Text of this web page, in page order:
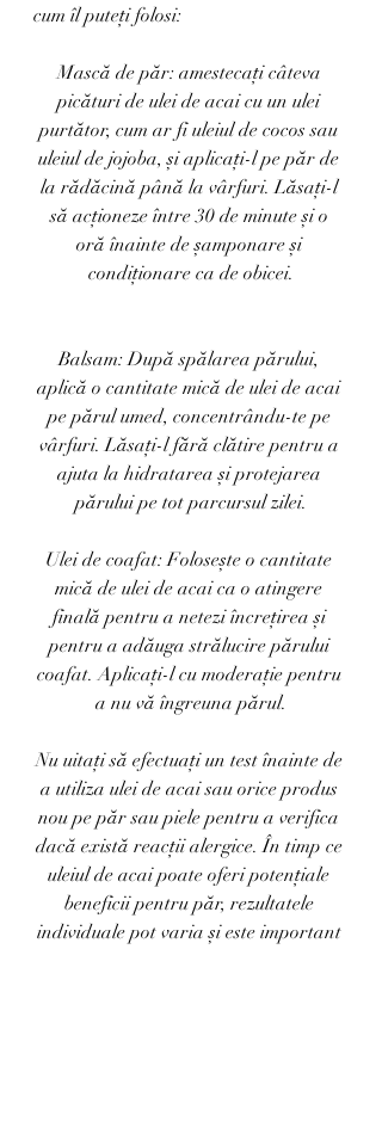
cum îl puteți folosi:
Mască de păr: amestecați câteva
picături de ulei de acai cu un ulei
purtător, cum ar fi uleiul de cocos sau
uleiul de jojoba, și aplicați-l pe păr de
la rădăcină până la vârfuri. Lăsați-l
să acționeze între 30 de minute și o
oră înainte de șamponare și
condiționare ca de obicei.
Balsam: După spălarea părului,
aplică o cantitate mică de ulei de acai
pe părul umed, concentrându-te pe
vârfuri. Lăsați-l fără clătire pentru a
ajuta la hidratarea și protejarea
părului pe tot parcursul zilei.
Ulei de coafat: Folosește o cantitate
mică de ulei de acai ca o atingere
finală pentru a netezi încrețirea și
pentru a adăuga strălucire părului
coafat. Aplicați-l cu moderație pentru
a nu vă îngreuna părul.
Nu uitați să efectuați un test înainte de
a utiliza ulei de acai sau orice produs
nou pe păr sau piele pentru a verifica
dacă există reacții alergice. În timp ce
uleiul de acai poate oferi potențiale
beneficii pentru păr, rezultatele
individuale pot varia și este important